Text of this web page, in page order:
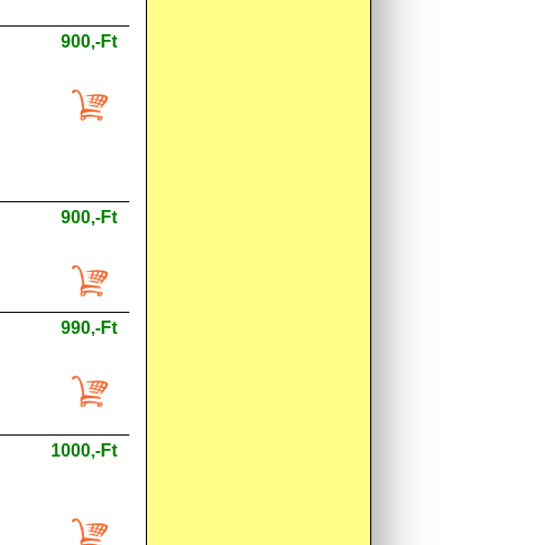
900,-Ft
900,-Ft
990,-Ft
1000,-Ft